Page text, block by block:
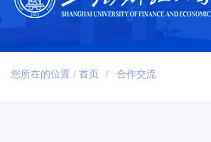
您所在的位置 / 首页 / 合作交流